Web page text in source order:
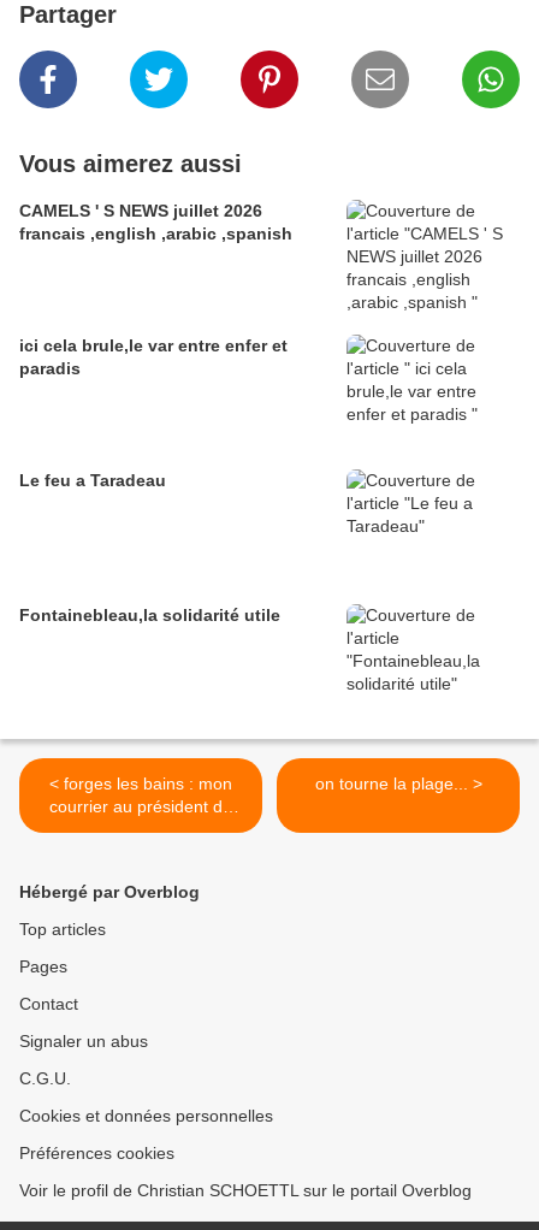
Partager
Vous aimerez aussi
CAMELS ' S NEWS juillet 2026
francais ,english ,arabic ,spanish
ici cela brule,le var entre enfer et
paradis
Le feu a Taradeau
Fontainebleau,la solidarité utile
< forges les bains : mon
courrier au président de
l'union des maires de
on tourne la plage... >
Hébergé par Overblog
Top articles
Pages
Contact
Signaler un abus
C.G.U.
Cookies et données personnelles
Préférences cookies
Voir le profil de Christian SCHOETTL sur le portail Overblog